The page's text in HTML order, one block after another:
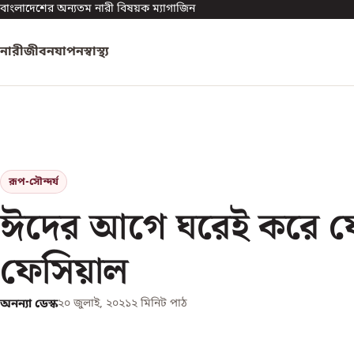
বাংলাদেশের অন্যতম নারী বিষয়ক ম্যাগাজিন
নারীজীবনযাপনস্বাস্থ্য
রূপ-সৌন্দর্য
ঈদের আগে ঘরেই করে
ফেসিয়াল
অনন্যা ডেস্ক২০ জুলাই, ২০২১২ মিনিট পাঠ